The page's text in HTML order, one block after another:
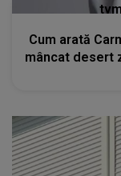
Cum arată
mâncat desert